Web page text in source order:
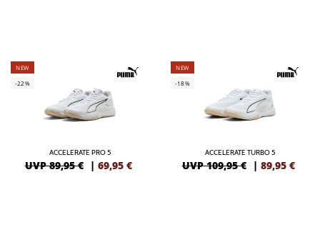
NEW
-22%
ACCELERATE PRO 5
UVP 89,95 € | 69,95 €
NEW
-18%
ACCELERATE TURBO 5
UVP 109,95 € | 89,95 €